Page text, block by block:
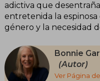
adictiva que
entretenida la
género y la necesidad
Bonnie
(Autor)
Ver Página